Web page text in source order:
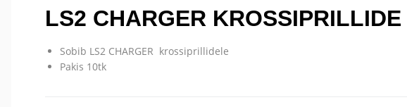
LS2 CHARGER
Sobib LS2 CHARGER krossiprillidele
Pakis 10tk